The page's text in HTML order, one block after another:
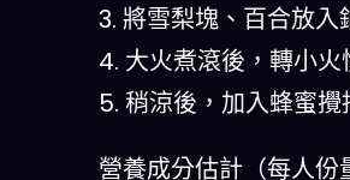
3. 將雪梨塊、百合放入
4. 大火煮滾後，轉小火
5. 稍涼後，加入蜂蜜攪
營養成分估計（每人份